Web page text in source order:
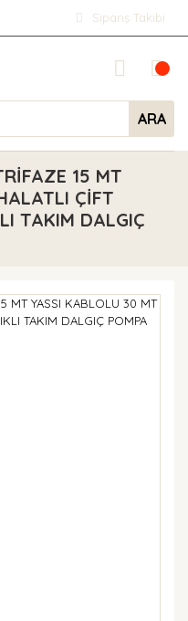
Sipariş Takibi
ARA
15 MT
ÇİFT
TAKIM DALGIÇ